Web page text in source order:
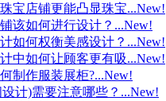
宝店铺更能凸显珠宝...New!
该如何进行设计？...New!
如何权衡美感设计？...New!
中如何让顾客更有吸...New!
制作服装展柜?...New!
计)需要注意哪些？...New!